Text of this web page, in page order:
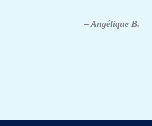
– Angélique B.